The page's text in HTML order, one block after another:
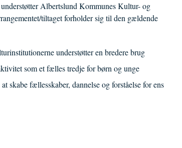
Albertslund Kommunes Kultur- og
tiltaget forholder sig til den gældende
understøtter en bredere brug
som et fælles tredje for børn og unge
skabe fællesskaber, dannelse og forståelse for ens